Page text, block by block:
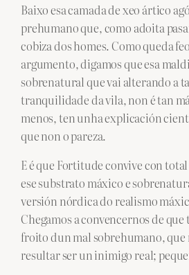
Baixo esa camada de xeo ártico
prehumano que, como adoita
cobiza dos homes. Como queda
argumento, digamos que esa
sobrenatural que vai alterando a
tranquilidade da vila, non é tan
menos, ten unha explicación
que non o pareza.
E é que Fortitude convive con
ese substrato máxico e
versión nórdica do realismo
Chegamos a convencernos de que
froito dun mal sobrehumano, que
resultar ser un inimigo real;